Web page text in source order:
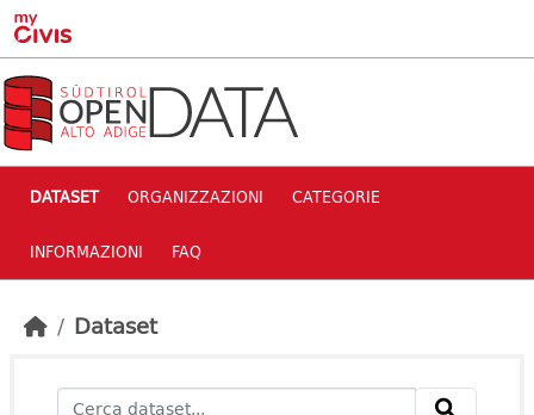
Skip to main content
DATASET ORGANIZZAZIONI CATEGORIE
INFORMAZIONI FAQ
Dataset